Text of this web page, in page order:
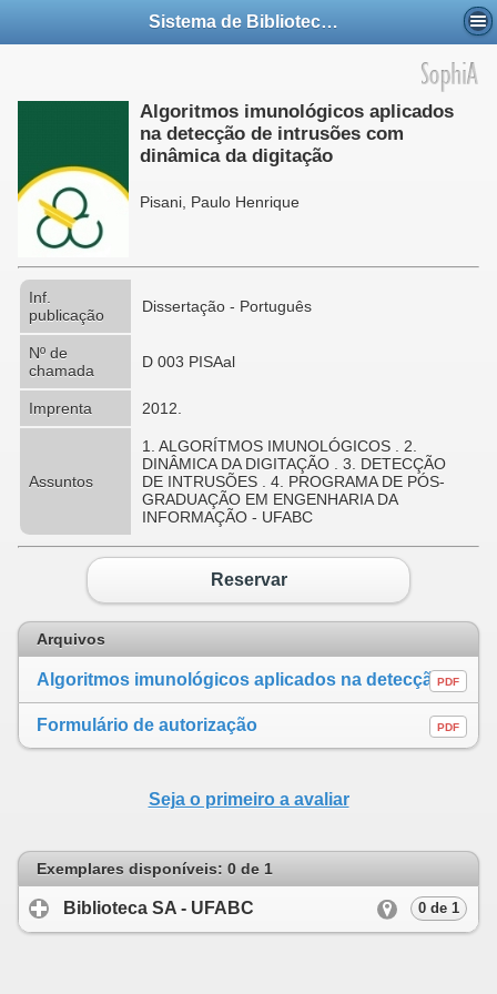
Sistema de Bibliotecas da UFABC
Algoritmos imunológicos aplicados
na detecção de intrusões com
dinâmica da digitação
Pisani, Paulo Henrique
Inf.
publicação
Dissertação - Português
Nº de
chamada
D 003 PISAal
Imprenta 2012.
Assuntos
1. ALGORÍTMOS IMUNOLÓGICOS . 2.
DINÂMICA DA DIGITAÇÃO . 3. DETECÇÃO
DE INTRUSÕES . 4. PROGRAMA DE PÓS-
GRADUAÇÃO EM ENGENHARIA DA
INFORMAÇÃO - UFABC
Reservar
Arquivos
Algoritmos imunológicos aplicados na detecção de intrusões com dinâmica da digitação
PDF
Formulário de autorização PDF
Seja o primeiro a avaliar
Exemplares disponíveis: 0 de 1
Biblioteca SA - UFABC 0 de 1
click to expand